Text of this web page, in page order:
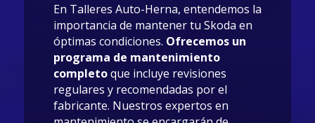
En Talleres Auto-Herna, entendemos la
importancia de mantener tu Skoda en
óptimas condiciones. Ofrecemos un
programa de mantenimiento
completoque incluye revisiones
regulares y recomendadas por el
fabricante. Nuestros expertos en